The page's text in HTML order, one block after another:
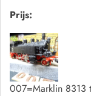
Prijs:
007=Marklin 8313